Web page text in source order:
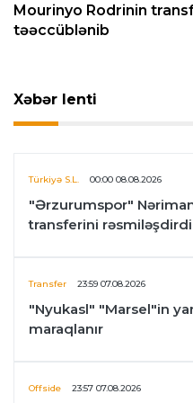
Mourinyo Rodrinin
təəccüblənib
Xəbər lenti
Türkiyə S.L. 00:00 08.08.2026
"Ərzurumspor"
transferini rəsmiləşdirdi
Transfer 23:59 07.08.2026
"Nyukasl" "Marsel"in
maraqlanır
Offside 23:57 07.08.2026